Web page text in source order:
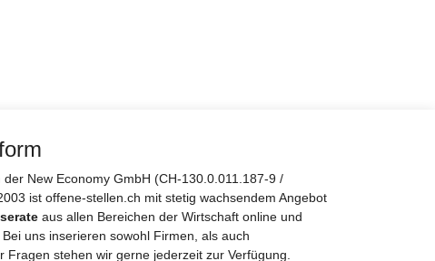
New Economy GmbH (CH-130.0.011.187-9 /
ist offene-stellen.ch mit stetig wachsendem Angebot
aus allen Bereichen der Wirtschaft online und
uns inserieren sowohl Firmen, als auch
Fragen stehen wir gerne jederzeit zur Verfügung.